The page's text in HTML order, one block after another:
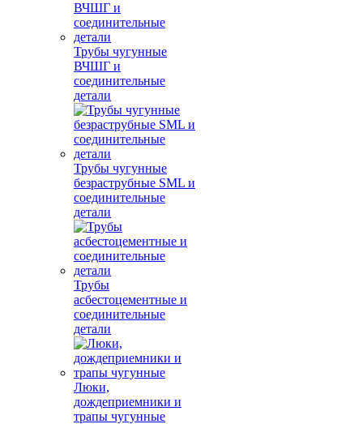
Трубы чугунные
ВЧШГ и
соединительные
детали
Трубы чугунные
безраструбные SML и
соединительные
детали
Трубы
асбестоцементные и
соединительные
детали
Люки,
дождеприемники и
трапы чугунные